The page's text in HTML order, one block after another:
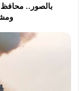
بالصور.. محافظ